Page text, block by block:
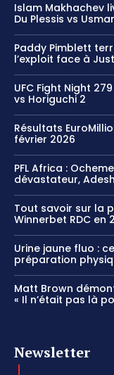
Islam Makhachev
Du Plessis vs
Paddy Pimblett
l’exploit face à
UFC Fight Night
vs Horiguchi 2
Résultats
février 2026
PFL Africa :
dévastateur,
Tout savoir sur la
Winnerbet RDC en
Urine jaune fluo :
préparation
Matt Brown
« Il n’était pas là
Newsletter